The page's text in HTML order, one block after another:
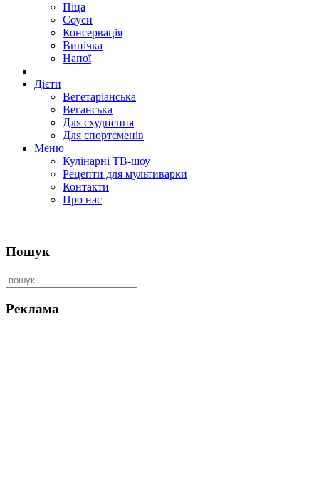
Піца
Соуси
Консервація
Випічка
Напої
Дієти
Вегетаріанська
Веганська
Для схуднення
Для спортсменів
Меню
Кулінарні ТВ-шоу
Рецепти для мультиварки
Контакти
Про нас
Пошук
Реклама